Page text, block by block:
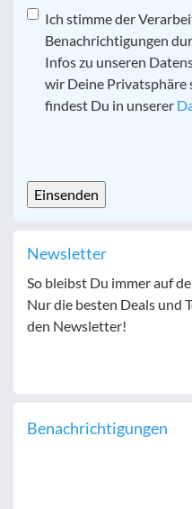
Datenschutz*
Ich stimme der
Benachrichtigungen
Infos zu unseren
wir Deine Privatsphäre
findest Du in unserer
Newsletter
So bleibst Du immer auf
Nur die besten Deals und
den Newsletter!
Benachrichtigungen